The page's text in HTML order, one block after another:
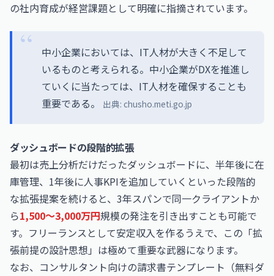
の社内育成が経営課題として明確に指摘されています。
中小企業においては、IT人材が大きく不足して
いるものと考えられる。中小企業がDXを推進し
ていくに当たっては、IT人材を確保することも
重要である。
出典: chusho.meti.go.jp
ダッシュボードの段階的拡張
最初は売上分析だけだったダッシュボードに、半年後に在
庫管理、1年後に人事KPIを追加していくといった段階的
な拡張提案を続けると、3年スパンで同一クライアントか
ら1,500〜3,000万円規模の発注を引き出すことも可能で
す。フリーランスとして安定収入を作るうえで、この「拡
張前提の設計思想」は極めて重要な武器になります。
なお、 コンサルタント向けの請求書テンプレート（無料ダ